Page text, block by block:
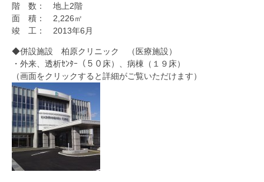
階 数： 地上2階
面 積： 2,226㎡
竣 工： 2013年6月
◆併設施設 柏原クリニック （医療施設）
・外来、透析ｾﾝﾀｰ（５０床）、病棟（１９床）
（画面をクリックすると詳細がご覧いただけます）